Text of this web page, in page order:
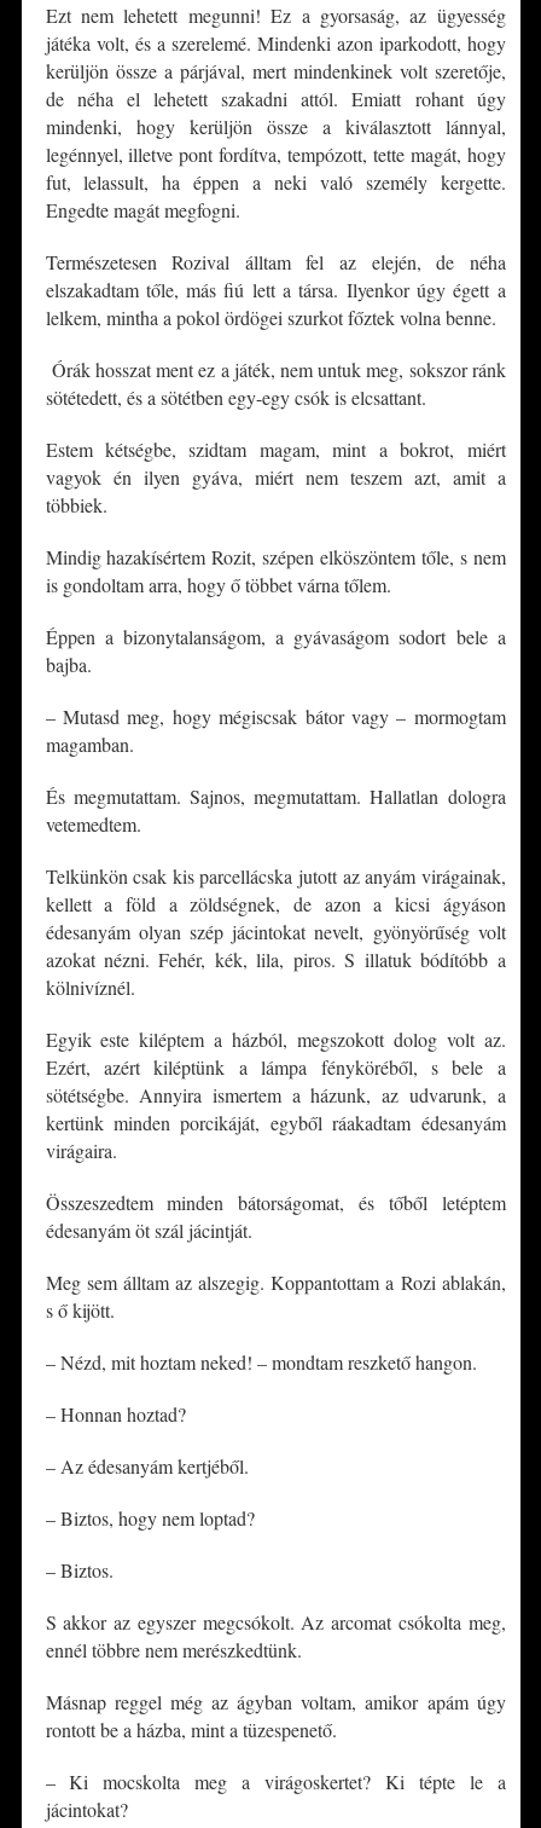
Ezt nem lehetett megunni! Ez a gyorsaság, az ügyesség
játéka volt, és a szerelemé. Mindenki azon iparkodott, hogy
kerüljön össze a párjával, mert mindenkinek volt szeretője,
de néha el lehetett szakadni attól. Emiatt rohant úgy
mindenki, hogy kerüljön össze a kiválasztott lánnyal,
legénnyel, illetve pont fordítva, tempózott, tette magát, hogy
fut, lelassult, ha éppen a neki való személy kergette.
Engedte magát megfogni.
Természetesen Rozival álltam fel az elején, de néha
elszakadtam tőle, más fiú lett a társa. Ilyenkor úgy égett a
lelkem, mintha a pokol ördögei szurkot főztek volna benne.
Órák hosszat ment ez a játék, nem untuk meg, sokszor ránk
sötétedett, és a sötétben egy-egy csók is elcsattant.
Estem kétségbe, szidtam magam, mint a bokrot, miért
vagyok én ilyen gyáva, miért nem teszem azt, amit a
többiek.
Mindig hazakísértem Rozit, szépen elköszöntem tőle, s nem
is gondoltam arra, hogy ő többet várna tőlem.
Éppen a bizonytalanságom, a gyávaságom sodort bele a
bajba.
– Mutasd meg, hogy mégiscsak bátor vagy – mormogtam
magamban.
És megmutattam. Sajnos, megmutattam. Hallatlan dologra
vetemedtem.
Telkünkön csak kis parcellácska jutott az anyám virágainak,
kellett a föld a zöldségnek, de azon a kicsi ágyáson
édesanyám olyan szép jácintokat nevelt, gyönyörűség volt
azokat nézni. Fehér, kék, lila, piros. S illatuk bódítóbb a
kölnivíznél.
Egyik este kiléptem a házból, megszokott dolog volt az.
Ezért, azért kiléptünk a lámpa fényköréből, s bele a
sötétségbe. Annyira ismertem a házunk, az udvarunk, a
kertünk minden porcikáját, egyből ráakadtam édesanyám
virágaira.
Összeszedtem minden bátorságomat, és tőből letéptem
édesanyám öt szál jácintját.
Meg sem álltam az alszegig. Koppantottam a Rozi ablakán,
s ő kijött.
– Nézd, mit hoztam neked! – mondtam reszkető hangon.
– Honnan hoztad?
– Az édesanyám kertjéből.
– Biztos, hogy nem loptad?
– Biztos.
S akkor az egyszer megcsókolt. Az arcomat csókolta meg,
ennél többre nem merészkedtünk.
Másnap reggel még az ágyban voltam, amikor apám úgy
rontott be a házba, mint a tüzespenető.
– Ki mocskolta meg a virágoskertet? Ki tépte le a
jácintokat?